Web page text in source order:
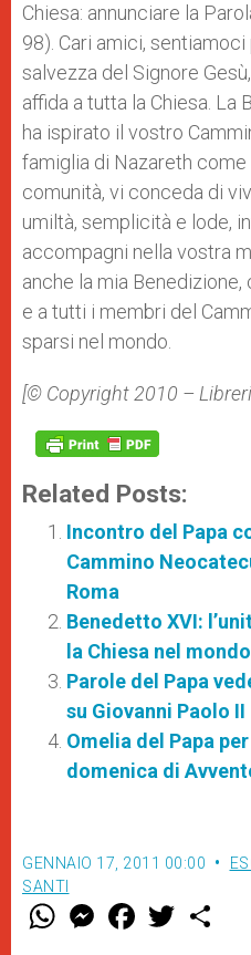
Chiesa: annunciare la
98). Cari amici,
salvezza del Signore
affida a tutta la Chiesa. La
ha ispirato il vostro
famiglia di Nazareth
comunità, vi conceda di
umiltà, semplicità e lode,
accompagni nella vostra
anche la mia
e a tutti i membri del
sparsi nel mondo.
[© Copyright 2010 –
Related Posts:
Incontro del Papa
Cammino
Roma
Benedetto XVI:
la Chiesa nel mondo
Parole del Papa
su Giovanni Paolo II
Omelia del Papa
domenica di
GENNAIO 17, 2011 00:00
SANTI
W M
e
F
a w